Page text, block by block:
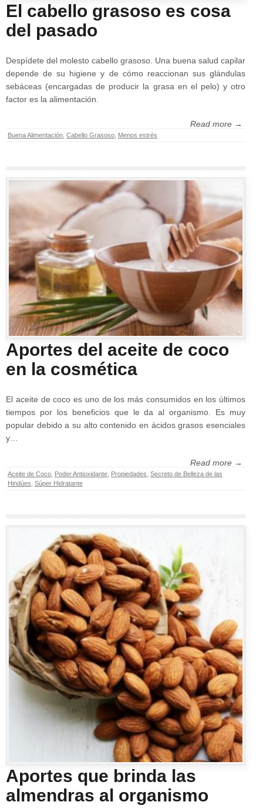
El cabello grasoso es cosa
del pasado
Despídete del molesto cabello grasoso. Una buena salud capilar
depende de su higiene y de cómo reaccionan sus glándulas
sebáceas (encargadas de producir la grasa en el pelo) y otro
factor es la alimentación.
Read more →
Buena Alimentación Cabello Grasoso Menos estrés
Aportes del aceite de coco
en la cosmética
El aceite de coco es uno de los más consumidos en los últimos
tiempos por los beneficios que le da al organismo. Es muy
popular debido a su alto contenido en ácidos grasos esenciales
y…
Read more →
Aceite de Coco Poder Antioxidante Propiedades Secreto de Belleza de las
Hindúes Súper Hidratante
Aportes que brinda las
almendras al organismo